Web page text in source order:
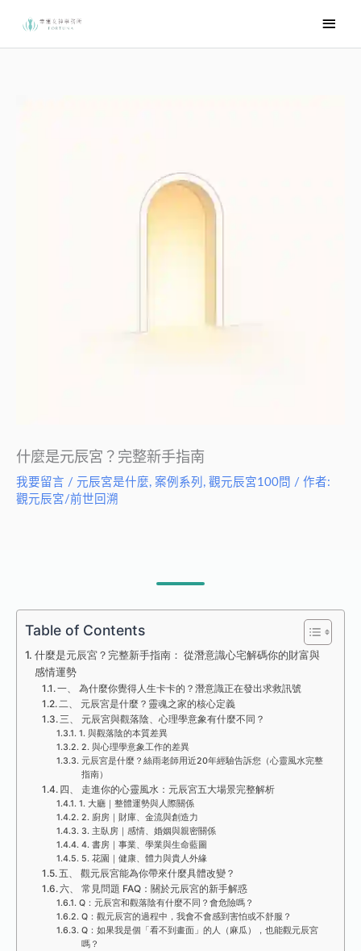
要
什麼是元辰宮？完整新手指南
我要留言 / 元辰宮是什麼, 案例系列 , 觀元辰宮100問 / 作者:
觀元辰宮/前世回溯
Table of Contents
什麼是元辰宮？完整新手指南： 從潛意識心宅解碼你的財富與
感情運勢
一、 為什麼你覺得人生卡卡的？潛意識正在發出求救訊號
二、 元辰宮是什麼？靈魂之家的核心定義
三、 元辰宮與觀落陰、心理學意象有什麼不同？
1. 與觀落陰的本質差異
2. 與心理學意象工作的差異
元辰宮是什麼？絲雨老師用近20年經驗告訴您（心靈風水完整
指南）
四、 走進你的心靈風水：元辰宮五大場景完整解析
1. 大廳｜整體運勢與人際關係
2. 廚房｜財庫、金流與創造力
3. 主臥房｜感情、婚姻與親密關係
4. 書房｜事業、學業與生命藍圖
5. 花園｜健康、體力與貴人外緣
五、 觀元辰宮能為你帶來什麼具體改變？
六、 常見問題 FAQ：關於元辰宮的新手解惑
Q：元辰宮和觀落陰有什麼不同？會危險嗎？
Q：觀元辰宮的過程中，我會不會感到害怕或不舒服？
Q：如果我是個「看不到畫面」的人（麻瓜），也能觀元辰宮
嗎？